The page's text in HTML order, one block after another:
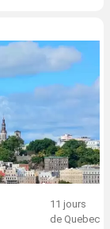
11 jours
de Quebec